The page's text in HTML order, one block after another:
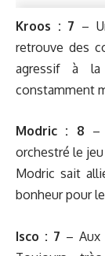
Kroos : 7 –
retrouve des
agressif à la
constamment
Modric : 8 –
orchestré le
Modric sait
bonheur pour
Isco : 7 – Aux